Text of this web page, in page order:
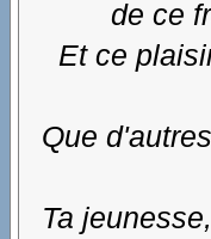
de ce
Et ce
Que
Ta